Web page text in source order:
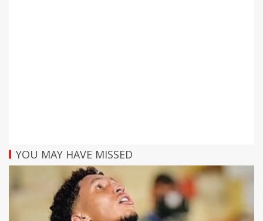
YOU MAY HAVE MISSED